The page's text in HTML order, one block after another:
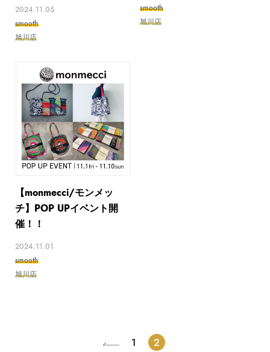
2024.11.05
smooth
旭川店
smooth
旭川店
【monmecci/モンメッ
チ】POP UPイベント開
催！！
2024.11.01
smooth
旭川店
1 2